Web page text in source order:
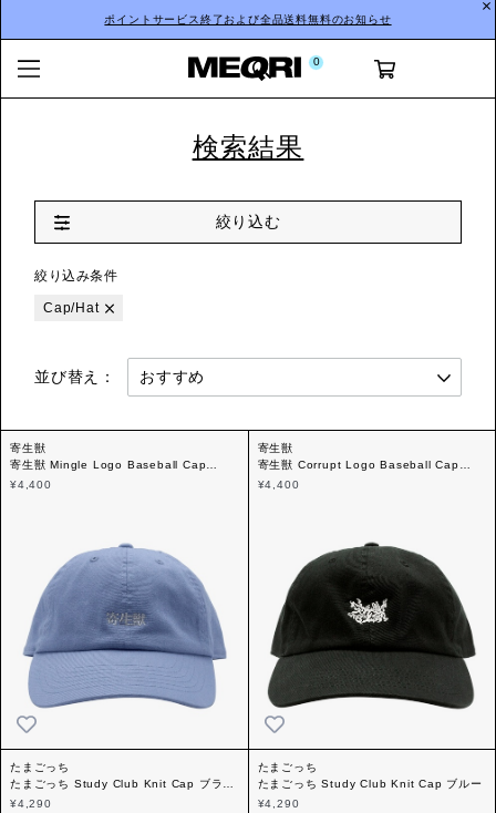
ポイントサービス終了および全品送料無料のお知らせ
0
検索結果
絞り込む
絞り込み条件
Cap/Hat
並び替え：
寄生獣
寄生獣 Mingle Logo Baseball Cap
(Blue)
¥4,400
寄生獣
寄生獣 Corrupt Logo Baseball Cap
(Black)
¥4,400
たまごっち
たまごっち Study Club Knit Cap ブラウ
ン
¥4,290
たまごっち
たまごっち Study Club Knit Cap ブルー
¥4,290